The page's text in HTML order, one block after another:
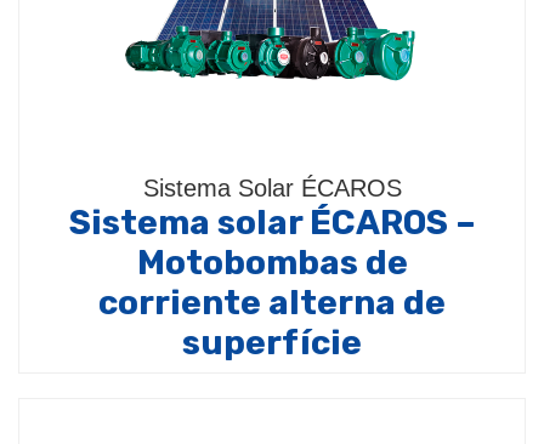
Sistema Solar ÉCAROS
Sistema solar ÉCAROS –
Motobombas de
corriente alterna de
superfície